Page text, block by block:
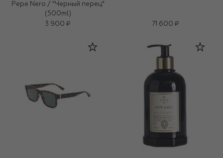
Pepe Nero / "Черный перец"
(500ml)
3 900 ₽
71 600 ₽